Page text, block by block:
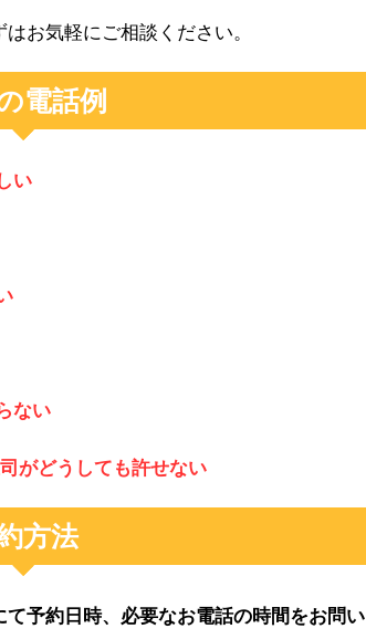
お気軽にご相談ください。
電話例
い
ない
がどうしても許せない
方法
予約日時、必要なお電話の時間をお問い